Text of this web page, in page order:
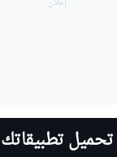
تحميل تطبيقاتك